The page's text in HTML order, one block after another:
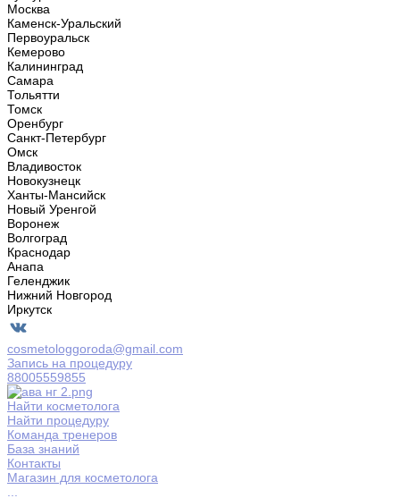
Москва
Каменск-Уральский
Первоуральск
Кемерово
Калининград
Самара
Тольятти
Томск
Оренбург
Санкт-Петербург
Омск
Владивосток
Новокузнецк
Ханты-Мансийск
Новый Уренгой
Воронеж
Волгоград
Краснодар
Анапа
Геленджик
Нижний Новгород
Иркутск
cosmetologgoroda@gmail.com
Запись на процедуру
88005559855
Найти косметолога
Найти процедуру
Команда тренеров
База знаний
Контакты
Магазин для косметолога